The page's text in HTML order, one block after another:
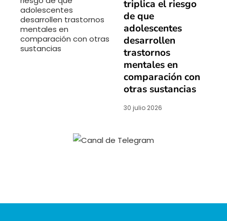
triplica el riesgo
de que
adolescentes
desarrollen
trastornos
mentales en
comparación con
otras sustancias
30 julio 2026